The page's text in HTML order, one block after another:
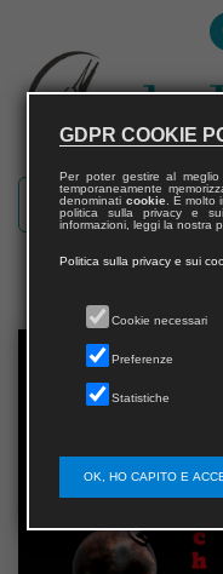
GDPR COOKIE
Per poter gestire al
temporaneamente
denominati cookie. È molto
politica sulla privacy e
informazioni, leggi la nostra
Politica sulla privacy e sui
Cookie necessari
Preferenze
Statistiche
OK, HO CAPITO E